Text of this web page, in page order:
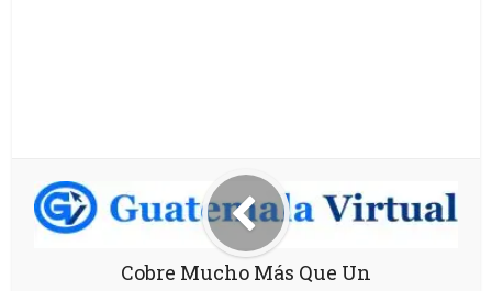
Cobre Mucho Más Que Un